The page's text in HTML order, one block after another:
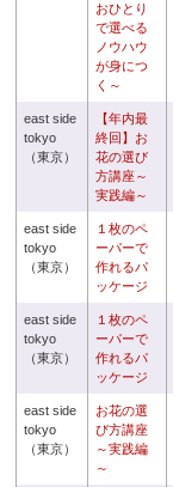
おひとり
で選べる
ノウハウ
が身につ
く～
east side
tokyo
（東京）
【年内最
終回】お
花の選び
方講座～
実践編～
east side
tokyo
（東京）
１枚のペ
ーパーで
作れるパ
ッケージ
east side
tokyo
（東京）
１枚のペ
ーパーで
作れるパ
ッケージ
east side
tokyo
（東京）
お花の選
び方講座
～実践編
～